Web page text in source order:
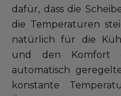
dafür, dass die
die Temperaturen
natürlich für die
und den Komfort
automatisch
konstante